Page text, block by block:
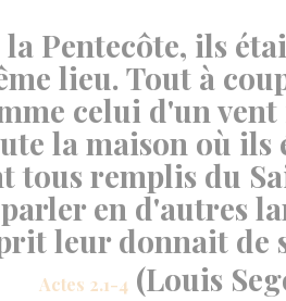
Pentecôte, ils
lieu. Tout à
celui d'un
la maison où ils
tous remplis du
en d'autres
leur donnait de
Actes 2.1-4 (Louis